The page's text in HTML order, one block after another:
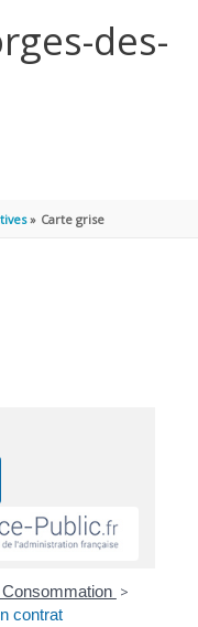
des-
Carte grise
>
contrat